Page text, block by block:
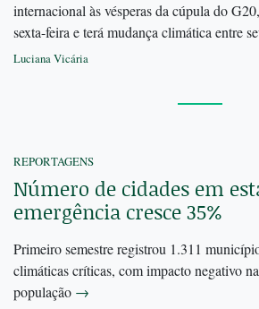
internacional às vésperas da cúpula do
sexta-feira e terá mudança climática entre
Luciana Vicária
REPORTAGENS
Número de cidades em
emergência cresce 35%
Primeiro semestre registrou 1.311
climáticas críticas, com impacto negativo
população →